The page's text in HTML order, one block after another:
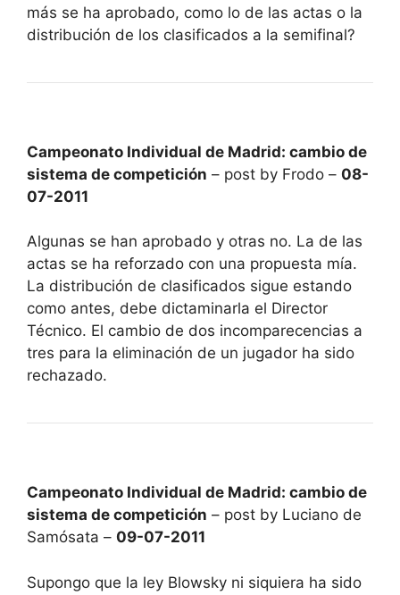
más se ha aprobado, como lo de las actas o la
distribución de los clasificados a la semifinal?
Campeonato Individual de Madrid: cambio de
sistema de competición – post by Frodo – 08-
07-2011
Algunas se han aprobado y otras no. La de las
actas se ha reforzado con una propuesta mía.
La distribución de clasificados sigue estando
como antes, debe dictaminarla el Director
Técnico. El cambio de dos incomparecencias a
tres para la eliminación de un jugador ha sido
rechazado.
Campeonato Individual de Madrid: cambio de
sistema de competición – post by Luciano de
Samósata – 09-07-2011
Supongo que la ley Blowsky ni siquiera ha sido